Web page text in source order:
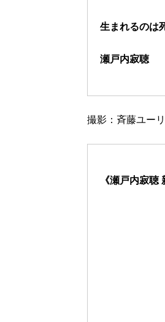
生まれるのは
瀬戸内寂聴
撮影：斉藤ユーリ
《瀬戸内寂聴